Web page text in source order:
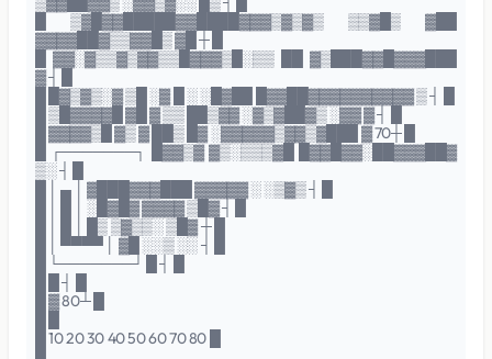
█ ▒▓█▓▓█████▓▓████▓▓▓▒▓▒▓▒ ▒▒▓█▒ ▓██
▓▓▓▓██▓▒▒▓▓█▒ ▓█ ┼ █
█ ▓▓░▓▒▒▓▒▓▓▒▒█▓▓▓▒█░▒▒ ██ ▓▒███▓▓█▓▓▓███
▓ ┤ █
█ █▓▒▓▒░▓ ▒█ ░▓ █ ░ ░█▓██ █▓▓██▓▓▓▓▓▓▓▓▓▓ ▒ ┤ █
█ ▒█▓▓▓▓█ ▓█ ▓ ▒▒ ██▒▓▓ ░▓▒▓██▓▒ ░▓▓ ▓ ┤ █
█ ▓▓▓▓▒█ ▓▒ ▓ ██▒ █▓ ░▓▓▓▓▓▒▓▓▒▓███ ▓ 70┼ █
█ ┌───────┐ █▓▓▒▓ ▓▒░▒▒▒▓█ █▓▓█▓▓░██▓▓▓██▓
▒░ ┤ █
█ │ ▄ │ ▓███▓▓▓███ ▓▓▓▓▓ ░ ░▒▓▒ ┤ █
█ │ █ │ ░█▓█▓ ▓▓▓▓ ▒█▓ ┤ █
█ │ █ │ █▒ ▒▓▒▒░ ▒█▓ ┼ █
█ │ ▀▀▀▀ │ ▓█ ░░▒ ░░ ┤ █
█ └───────┘ █ ┤ █
█ █ ┤ █
█ ▓ 80┴ █
█ 10 20 30 40 50 60 70 80 █